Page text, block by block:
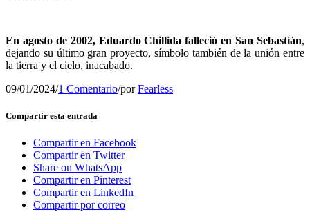
En agosto de 2002, Eduardo Chillida falleció en San Sebastián,
dejando su último gran proyecto, símbolo también de la unión entre
la tierra y el cielo, inacabado.
09/01/2024/1 Comentario/porFearless
Compartir esta entrada
Compartir en Facebook
Compartir en Twitter
Share on WhatsApp
Compartir en Pinterest
Compartir en LinkedIn
Compartir por correo